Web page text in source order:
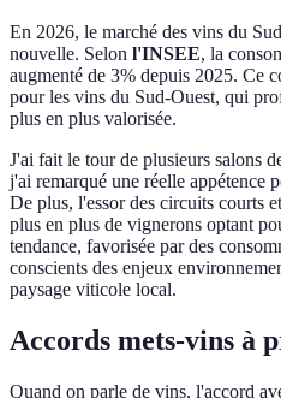
En 2026, le marché des vins du
nouvelle. Selon l'INSEE, la
augmenté de 3% depuis 2025. Ce
pour les vins du Sud-Ouest, qui
plus en plus valorisée.
J'ai fait le tour de plusieurs salons
j'ai remarqué une réelle appétence
De plus, l'essor des circuits courts
plus en plus de vignerons optant
tendance, favorisée par des
conscients des enjeux
paysage viticole local.
Accords mets-vins à
Quand on parle de vins, l'accord